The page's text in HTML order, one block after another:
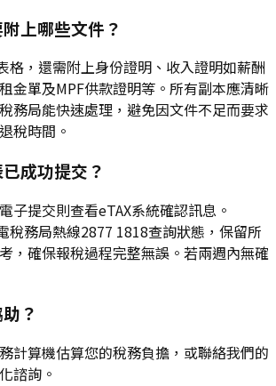
上哪些文件？
格，還需附上身份證明、收入證明如薪酬
金單及MPF供款證明等。所有副本應清晰
務局能快速處理，避免因文件不足而要求
稅時間。
成功提交？
子提交則查看eTAX系統確認訊息。
稅務局熱線2877 1818查詢狀態，保留所
，確保報稅過程完整無誤。若兩週內無確
？
計算機估算您的稅務負擔，或聯絡我們的
諮詢。